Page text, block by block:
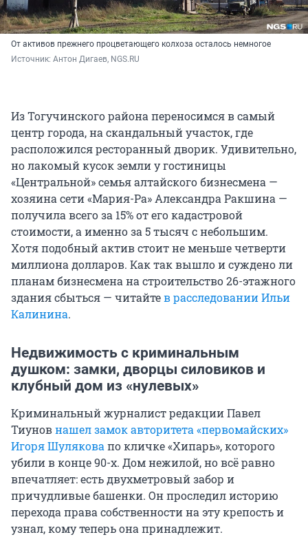
От активов прежнего процветающего колхоза осталось немногое
Источник: Антон Дигаев, NGS.RU
Из Тогучинского района переносимся в самый
центр города, на скандальный участок, где
расположился ресторанный дворик. Удивительно,
но лакомый кусок земли у гостиницы
«Центральной» семья алтайского бизнесмена —
хозяина сети «Мария-Ра» Александра Ракшина —
получила всего за 15% от его кадастровой
стоимости, а именно за 5 тысяч с небольшим.
Хотя подобный актив стоит не меньше четверти
миллиона долларов. Как так вышло и суждено ли
планам бизнесмена на строительство 26-этажного
здания сбыться — читайтев расследовании Ильи
Калинина.
Недвижимость с криминальным
душком: замки, дворцы силовиков и
клубный дом из «нулевых»
Криминальный журналист редакции Павел
Тиуновнашел замок авторитета «первомайских»
Игоря Шуляковапо кличке «Хипарь», которого
убили в конце 90-х. Дом нежилой, но всё равно
впечатляет: есть двухметровый забор и
причудливые башенки. Он проследил историю
перехода права собственности на эту крепость и
узнал, кому теперь она принадлежит.